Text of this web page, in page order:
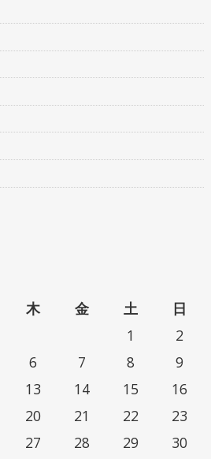
木 金 土
日
1
2
6 7 8
9
13 14 15
16
20 21 22
23
27 28 29 30